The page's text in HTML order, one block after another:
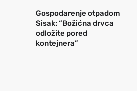
Gospodarenje otpadom
Sisak: “Božićna drvca
odložite pored
kontejnera”